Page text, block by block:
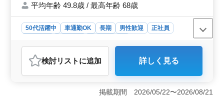
平均年齢 49.8歳 / 最高年齢 68歳
50代活躍中 車通勤OK 長期 男性歓迎
正社員
おすすめポイント
＜中高年のベテラン整備士求人＞ 秋田市の日産ディー
ラーにて、中高年層が活躍する自動車整備士のポジショ
ンです。ガソリン車の車検や点検、一般整備から引き取
り・納車業務まで、幅広い整備業務に携わります。
検討リスト に追加 詳しく見る
掲載期間 2026/05/22〜2026/08/21